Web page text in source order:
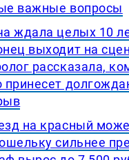
важные вопросы
ждала целых 10
выходит на
рассказала,
принесет
на красный
сильнее